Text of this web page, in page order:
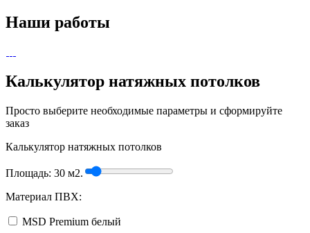
Наши работы
Калькулятор натяжных потолков
Просто выберите необходимые параметры и сформируйте
заказ
Калькулятор натяжных потолков
Площадь: 30 м2.
Материал ПВХ:
MSD Premium белый